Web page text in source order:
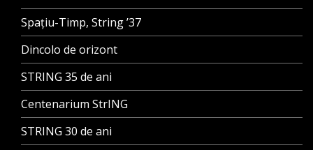
Spațiu-Timp, String ’37
Dincolo de orizont
STRING 35 de ani
Centenarium StrING
STRING 30 de ani